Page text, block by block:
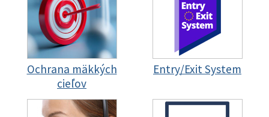
Ochrana mäkkých
cieľov
Entry/Exit System